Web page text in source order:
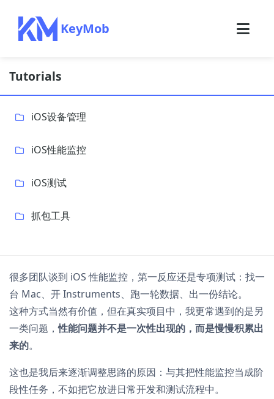
KeyMob
Tutorials
iOS设备管理
iOS性能监控
iOS测试
抓包工具
很多团队谈到 iOS 性能监控，第一反应还是专项测试：找一
台 Mac、开 Instruments、跑一轮数据、出一份结论。
这种方式当然有价值，但在真实项目中，我更常遇到的是另
一类问题，性能问题并不是一次性出现的，而是慢慢积累出
来的。
这也是我后来逐渐调整思路的原因：与其把性能监控当成阶
段性任务，不如把它放进日常开发和测试流程中。